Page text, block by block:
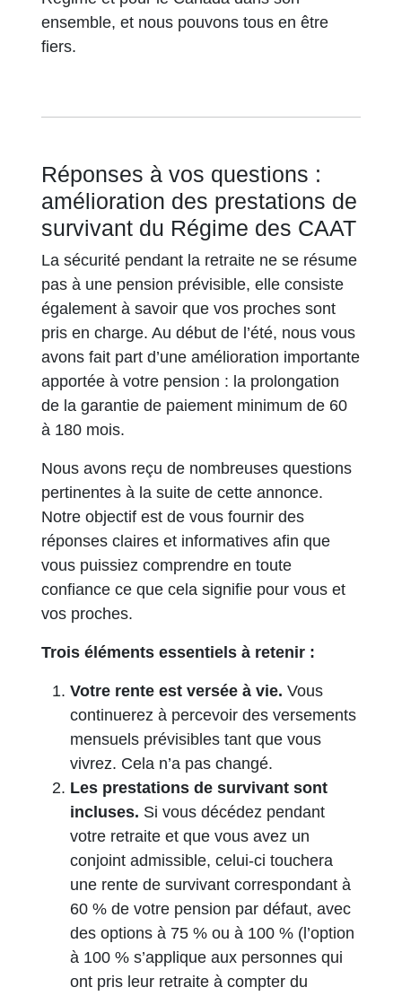
ensemble, et nous pouvons tous en être
fiers.
Réponses à vos questions :
amélioration des prestations de
survivant du Régime des CAAT
La sécurité pendant la retraite ne se résume
pas à une pension prévisible, elle consiste
également à savoir que vos proches sont
pris en charge. Au début de l’été, nous vous
avons fait part d’une amélioration importante
apportée à votre pension : la prolongation
de la garantie de paiement minimum de 60
à 180 mois.
Nous avons reçu de nombreuses questions
pertinentes à la suite de cette annonce.
Notre objectif est de vous fournir des
réponses claires et informatives afin que
vous puissiez comprendre en toute
confiance ce que cela signifie pour vous et
vos proches.
Trois éléments essentiels à retenir :
Votre rente est versée à vie.Vous
continuerez à percevoir des versements
mensuels prévisibles tant que vous
vivrez. Cela n’a pas changé.
Les prestations de survivant sont
incluses. Si vous décédez pendant
votre retraite et que vous avez un
conjoint admissible, celui-ci touchera
une rente de survivant correspondant à
60 % de votre pension par défaut, avec
des options à 75 % ou à 100 % (l’option
à 100 % s’applique aux personnes qui
ont pris leur retraite à compter du